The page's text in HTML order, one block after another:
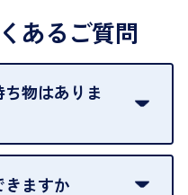
あるご質問
物はありま
さい。ご利用になれる書
い。ますか